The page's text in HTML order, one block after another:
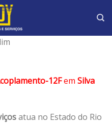
12Fem Silva
atua no Estado do Rio